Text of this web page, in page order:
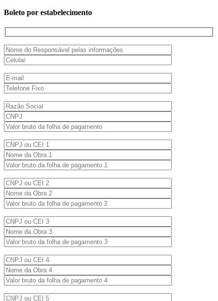
Boleto por estabelecimento